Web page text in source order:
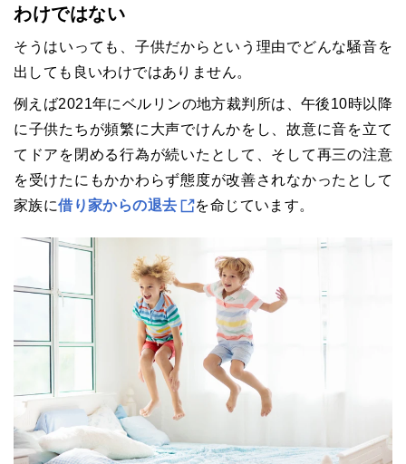
わけではない
そうはいっても、子供だからという理由でどんな騒音を
出しても良いわけではありません。
例えば2021年にベルリンの地方裁判所は、午後10時以降
に子供たちが頻繁に大声でけんかをし、故意に音を立て
てドアを閉める行為が続いたとして、そして再三の注意
を受けたにもかかわらず態度が改善されなかったとして
家族に借り家からの退去 を命じています。